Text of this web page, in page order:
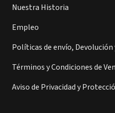
Nuestra Historia
Empleo
Políticas de envío, Devolución
Términos y Condiciones de
Aviso de Privacidad y